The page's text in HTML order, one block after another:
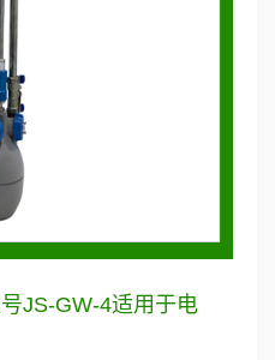
JS-GW-4适用于电